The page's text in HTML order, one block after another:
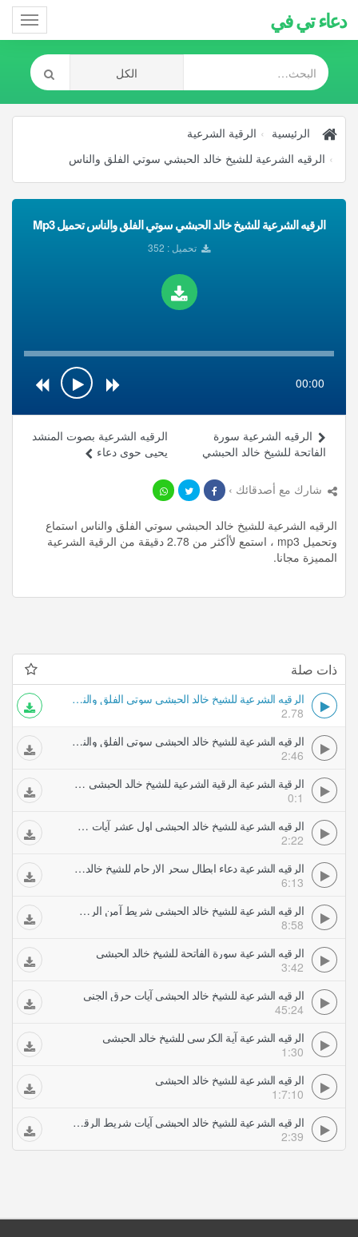
دعاء تي في
الرئيسية
الرقية الشرعية
الرقيه الشرعية للشيخ خالد الحبشي سوتي الفلق والناس
الرقيه الشرعية للشيخ خالد الحبشي سوتي الفلق والناس تحميل Mp3
تحميل : 352
00:00
الرقيه الشرعية بصوت المنشد
يحيى حوى دعاء
الرقيه الشرعية سورة
الفاتحة للشيخ خالد الحبشي
شارك مع أصدقائك ›
الرقيه الشرعية للشيخ خالد الحبشي سوتي الفلق والناس استماع
وتحميل mp3 ، استمع لأأكثر من 2.78 دقيقة من الرقية الشرعية
المميزة مجانا.
ذات صلة
الرقيه الشرعية للشيخ خالد الحبشي سوتي الفلق والناس
2.78
الرقيه الشرعية للشيخ خالد الحبشي سوتي الفلق والناس
2:46
الرقية الشرعية الرقية الشرعية للشيخ خالد الحبشي سوتي الفلق والناس
0:1
الرقيه الشرعية للشيخ خالد الحبشي اول عشر آيات من سورة الصافات
2:22
الرقيه الشرعية دعاء ابطال سحر الارحام للشيخ خالد الحبشي
6:13
الرقيه الشرعية للشيخ خالد الحبشي شريط آمن الرسول
8:58
الرقيه الشرعية سورة الفاتحة للشيخ خالد الحبشي
3:42
الرقيه الشرعية للشيخ خالد الحبشي آيات حرق الجني
45:24
الرقيه الشرعية آية الكرسي للشيخ خالد الحبشي
1:30
الرقيه الشرعية للشيخ خالد الحبشي
1:7:10
الرقيه الشرعية للشيخ خالد الحبشي آيات شريط الرقية ان الله سيبطله واوحينا الى موسى
2:39